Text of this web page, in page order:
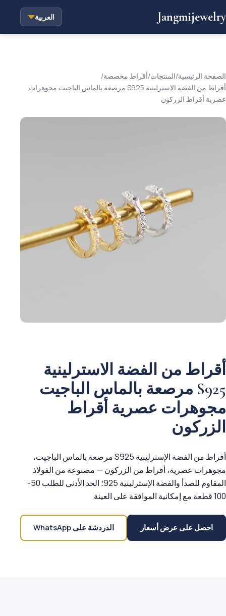
Jangmijewelry العربية
الصفحة الرئيسية/المنتجات/أقراط مخصصة/
أقراط من الفضة الاسترلينية S925 مرصعة بالماس الباجيت مجوهرات
عصرية أقراط الزركون
أقراط من الفضة الاسترلينية
S925 مرصعة بالماس الباجيت
مجوهرات عصرية أقراط
الزركون
أقراط من الفضة الإسترلينية S925 مرصعة بالماس الباجيت،
مجوهرات عصرية، أقراط من الزركون — مصنوعة من الفولاذ
المقاوم للصدأ والفضة الإسترلينية 925؛ الحد الأدنى للطلب 50-
100 قطعة مع إمكانية الموافقة على العينة.
احصل على عرض أسعار الدردشة على WhatsApp